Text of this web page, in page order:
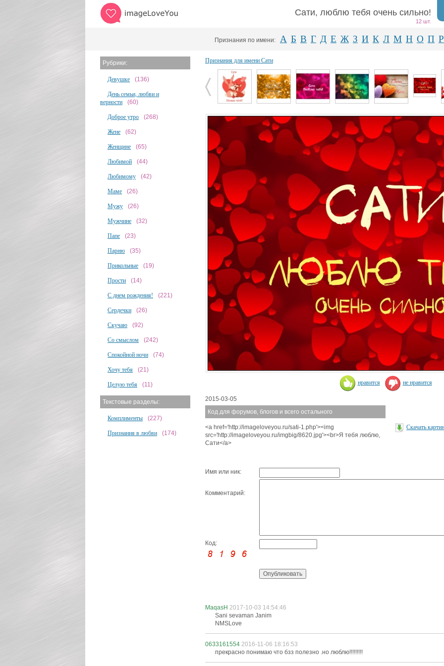
Сати, люблю тебя очень сильно!
12 шт.
Признания по имени: А Б В Г Д Е Ж З И К Л М Н О П Р
Рубрики:
Девушке (136)
День семьи, любви и
верности
(60)
Доброе утро (268)
Жене (62)
Женщине (65)
Любимой (44)
Любимому (42)
Маме (26)
Мужу (26)
Мужчине (32)
Папе (23)
Парню (35)
Прикольные (19)
Прости (14)
С днем рождения! (221)
Сердечки (26)
Скучаю (92)
Со смыслом (242)
Спокойной ночи (74)
Хочу тебя (21)
Целую тебя (11)
Текстовые разделы:
Комплименты (227)
Признания в любви (174)
Признания для имени Сати
нравится не нравится
2015-03-05
Код для форумов, блогов и всего остального
<a href='http://imageloveyou.ru/sati-1.php'><img
src='http://imageloveyou.ru/imgbig/8620.jpg'><br>Я тебя люблю,
Сати</a>
Скачать
Имя или ник:
Комментарий:
Код:
MaqasH 2017-10-03 14:54:46
Sani sevaman Janim
NMSLove
0633161554 2016-11-06 18:16:53
прекрасно понимаю что бзз полезно .но люблю!!!!!!!!!